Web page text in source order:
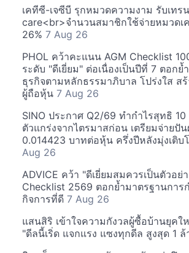
เคทีซี-เจซีบี รุกหมวดความงาม รับเทร
care<br>จำนวนสมาชิกใช้จ่ายหมวดเ
26% 7 Aug 26
PHOL คว้าคะแนน AGM Checklist
ระดับ "ดีเยี่ยม" ต่อเนื่องเป็นปีที่ 7 ตอกย้
ธุรกิจตามหลักธรรมาภิบาล โปร่งใส ส
ผู้ถือหุ้น 7 Aug 26
SINO ประกาศ Q2/69 ทำกำไรสุทธิ
ตัวแกร่งจากไตรมาสก่อน เตรียมจ่ายปั
0.014423 บาทต่อหุ้น ครึ่งปีหลังมุ่งเติบ
Aug 26
ADVICE คว้า "ดีเยี่ยมสมควรเป็นตัวอย่
Checklist 2569 ตอกย้ำมาตรฐานการ
กิจการที่ดี 7 Aug 26
แสนสิริ เข้าใจความกังวลผู้ซื้อบ้านยุคใ
"ดีลนี้เริ่ด แจกแรง แซงทุกดีล สูงสุด 1